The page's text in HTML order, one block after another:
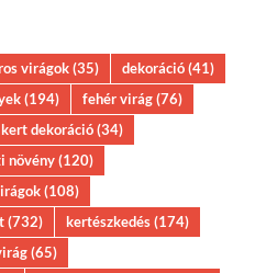
virágok(35) dekoráció(41)
(194) fehér virág(76)
kert dekoráció(34)
növény(120)
(108)
(732) kertészkedés(174)
(65)